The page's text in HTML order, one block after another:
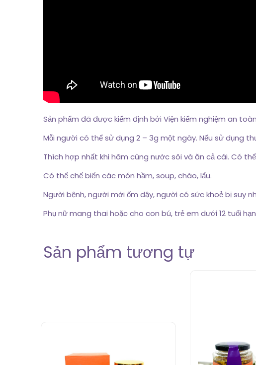
Sản phẩm đã được kiểm định bởi Viện kiểm nghiệm an
Mỗi người có thể sử dụng 2 – 3g một ngày. Nếu sử dụng
Thích hợp nhất khi hãm cùng nước sôi và ăn cả cái. Có
Có thể chế biến các món hầm, soup, cháo, lẩu.
Người bệnh, người mới ốm dậy, người có sức khoẻ bị suy
Phụ nữ mang thai hoặc cho con bú, trẻ em dưới 12 tuổi
Sản phẩm tương tự